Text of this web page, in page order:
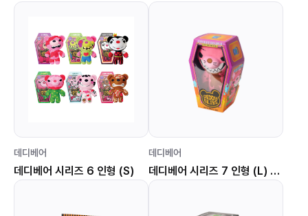
데디베어
데디베어 시리즈 6 인형 (S)
데디베어
데디베어 시리즈 7 인형 (L) 달달 곰깽